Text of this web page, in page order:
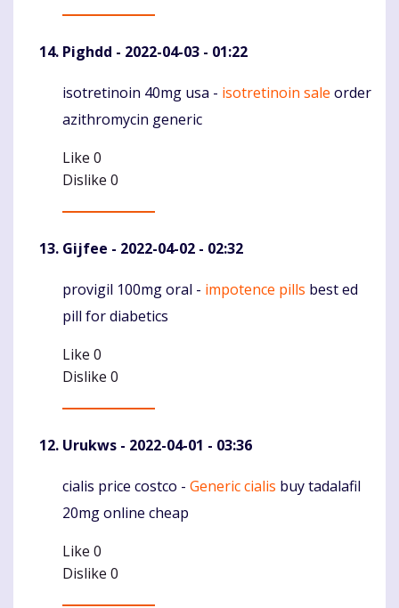
Pighdd - 2022-04-03 - 01:22
Komentaras
isotretinoin 40mg usa - isotretinoin sale order
azithromycin generic
Like 0
Dislike 0
Gijfee - 2022-04-02 - 02:32
Komentaras
provigil 100mg oral - impotence pills best ed
pill for diabetics
Like 0
Dislike 0
Urukws - 2022-04-01 - 03:36
Komentaras
cialis price costco - Generic cialis buy tadalafil
20mg online cheap
Like 0
Dislike 0